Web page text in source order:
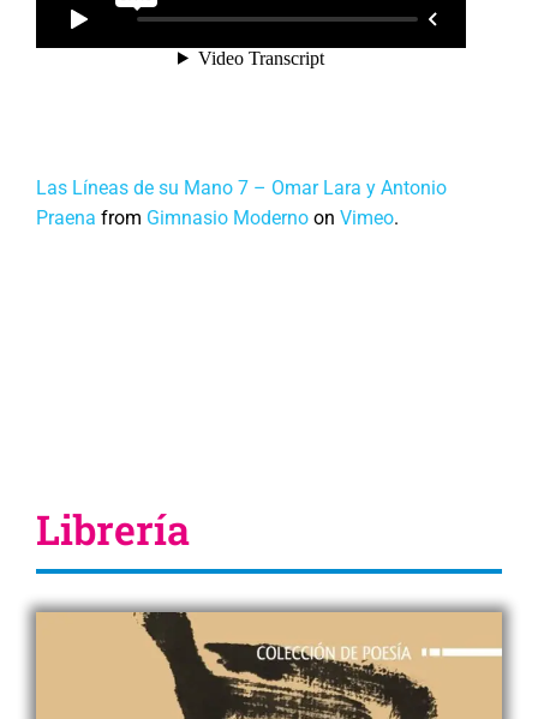
Las Líneas de su Mano 7 – Omar Lara y Antonio
Praena from Gimnasio Moderno on Vimeo.
Librería